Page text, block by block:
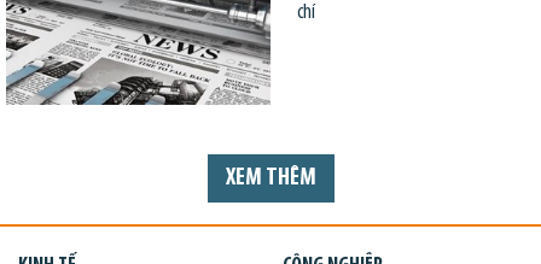
chí
XEM THÊM